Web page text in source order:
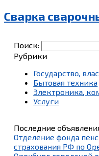
Сварка
Поиск:
Рубрики
Государство,
Бытовая техника
Электроника,
Услуги
Последние
Отделение фонда
страхования РФ по